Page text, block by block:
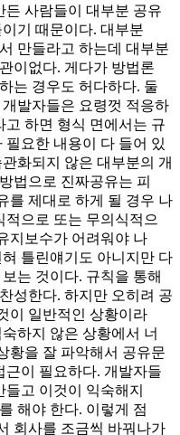
든 사람들이 대부분 공유
기 때문이다. 대부분
만들라고 하는데 대부분
이없다. 게다가 방법론
는 경우도 허다하다. 둘
발자들은 요령껏 적응하
고 하면 형식 면에서는 규
요한 내용이 다 들어 있
화되지 않은 대부분의 개
법으로 진짜공유는 피
를 제대로 하게 될 경우 나
적으로 또는 무의식적으
지보수가 어려워야 나
틀린얘기도 아니지만 다
는 것이다. 규칙을 통해
성한다. 하지만 오히려 공
이 일반적인 상황이라
하지 않은 상황에서 너
황을 잘 파악해서 공유문
근이 필요하다. 개발자들
고 이것이 익숙해지
해야 한다. 이렇게 점
회사를 조금씩 바꿔나가